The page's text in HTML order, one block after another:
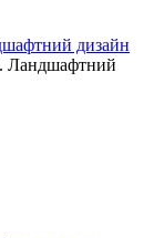
дизайн
Ландшафтний